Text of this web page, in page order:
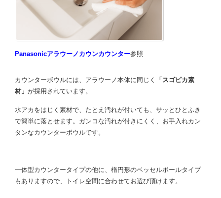
Panasonicアラウーノカウンカウンター参照
カウンターボウルには、アラウーノ本体に同じく
「スゴピカ素
材」 が採用されています。
水アカをはじく素材で、たとえ汚れが付いても、サッとひとふき
で簡単に落とせます。ガンコな汚れが付きにくく、お手入れカン
タンなカウンターボウルです。
一体型カウンタータイプの他に、楕円形のベッセルボールタイプ
もありますので、トイレ空間に合わせてお選び頂けます。